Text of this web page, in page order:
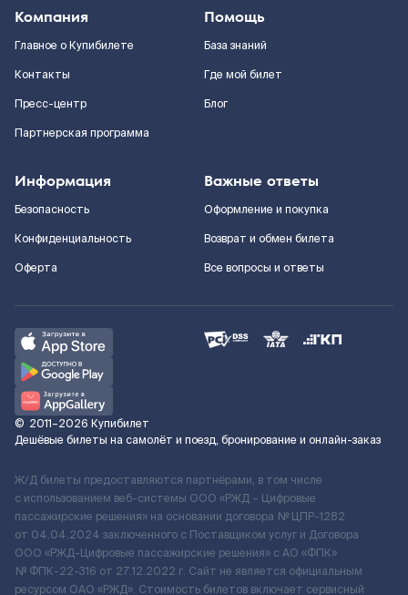
Компания
Главное о Купибилете
Контакты
Пресс-центр
Партнерская программа
Помощь
База знаний
Где мой билет
Блог
Информация
Безопасность
Конфиденциальность
Оферта
Важные ответы
Оформление и покупка
Возврат и обмен билета
Все вопросы и ответы
© 2011–2026 Купибилет
Дешёвые билеты на самолёт и поезд, бронирование и онлайн-заказ
Ж/Д билеты предоставляются партнёрами, в том числе
с использованием веб-системы ООО «РЖД – Цифровые
пассажирские решения» на основании договора № ЦПР-1282
от 04.04.2024 заключенного с Поставщиком услуг и Договора
ООО «РЖД-Цифровые пассажирские решения» c АО «ФПК»
№ ФПК-22-316 от 27.12.2022 г. Сайт не является официальным
ресурсом ОАО «РЖД». Стоимость билетов включает сервисный